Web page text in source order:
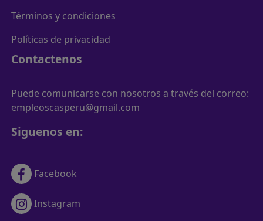
Términos y condiciones
Políticas de privacidad
Contactenos
Puede comunicarse con nosotros a través del correo:
empleoscasperu@gmail.com
Siguenos en:
Facebook
Instagram